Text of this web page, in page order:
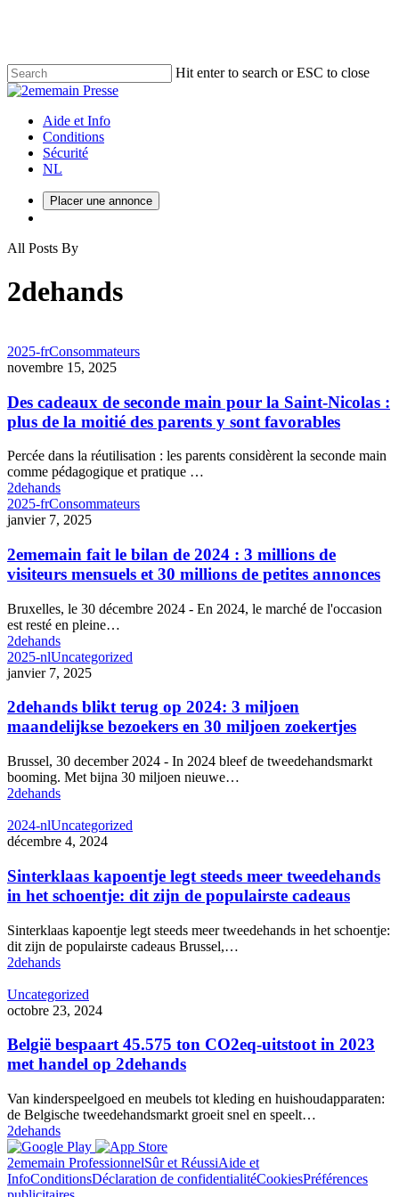
content
Hit enter to search or ESC to close
Close
Menu
Aide et Info
Conditions
Sécurité
NL
Placer une annonce
All Posts By
2dehands
2025-frConsommateurs
novembre 15, 2025
Des cadeaux de seconde main pour la Saint-Nicolas :
plus de la moitié des parents y sont favorables
Percée dans la réutilisation : les parents considèrent la seconde main
comme pédagogique et pratique …
2dehands
2025-frConsommateurs
janvier 7, 2025
2ememain fait le bilan de 2024 : 3 millions de
visiteurs mensuels et 30 millions de petites annonces
Bruxelles, le 30 décembre 2024 - En 2024, le marché de l'occasion
est resté en pleine…
2dehands
2025-nlUncategorized
janvier 7, 2025
2dehands blikt terug op 2024: 3 miljoen
maandelijkse bezoekers en 30 miljoen zoekertjes
Brussel, 30 december 2024 - In 2024 bleef de tweedehandsmarkt
booming. Met bijna 30 miljoen nieuwe…
2dehands
2024-nlUncategorized
décembre 4, 2024
Sinterklaas kapoentje legt steeds meer tweedehands
in het schoentje: dit zijn de populairste cadeaus
Sinterklaas kapoentje legt steeds meer tweedehands in het schoentje:
dit zijn de populairste cadeaus Brussel,…
2dehands
Uncategorized
octobre 23, 2024
België bespaart 45.575 ton CO2eq-uitstoot in 2023
met handel op 2dehands
Van kinderspeelgoed en meubels tot kleding en huishoudapparaten:
de Belgische tweedehandsmarkt groeit snel en speelt…
2dehands
2ememain ProfessionnelSûr et RéussiAide et
InfoConditionsDéclaration de confidentialitéCookiesPréférences